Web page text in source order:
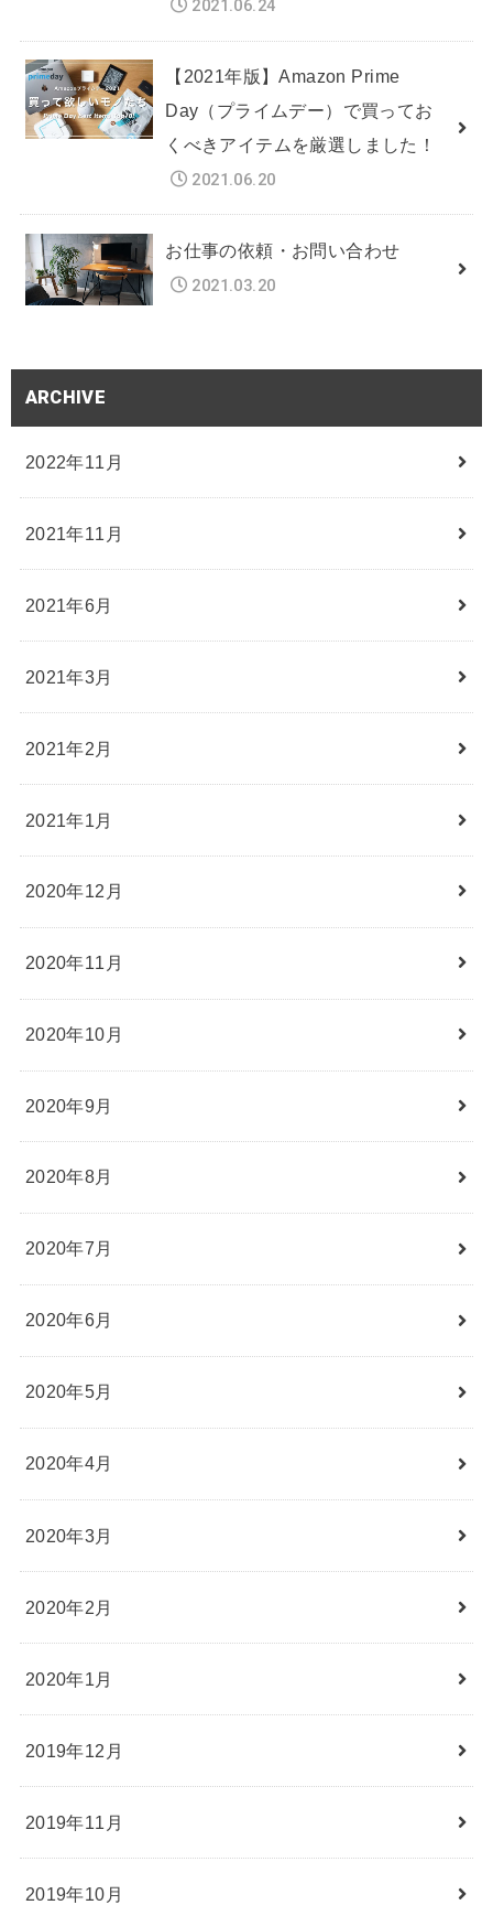
2021.06.24
【2021年版】Amazon Prime
Day（プライムデー）で買ってお
くべきアイテムを厳選しました！
2021.06.20
お仕事の依頼・お問い合わせ
2021.03.20
ARCHIVE
2022年11月
2021年11月
2021年6月
2021年3月
2021年2月
2021年1月
2020年12月
2020年11月
2020年10月
2020年9月
2020年8月
2020年7月
2020年6月
2020年5月
2020年4月
2020年3月
2020年2月
2020年1月
2019年12月
2019年11月
2019年10月